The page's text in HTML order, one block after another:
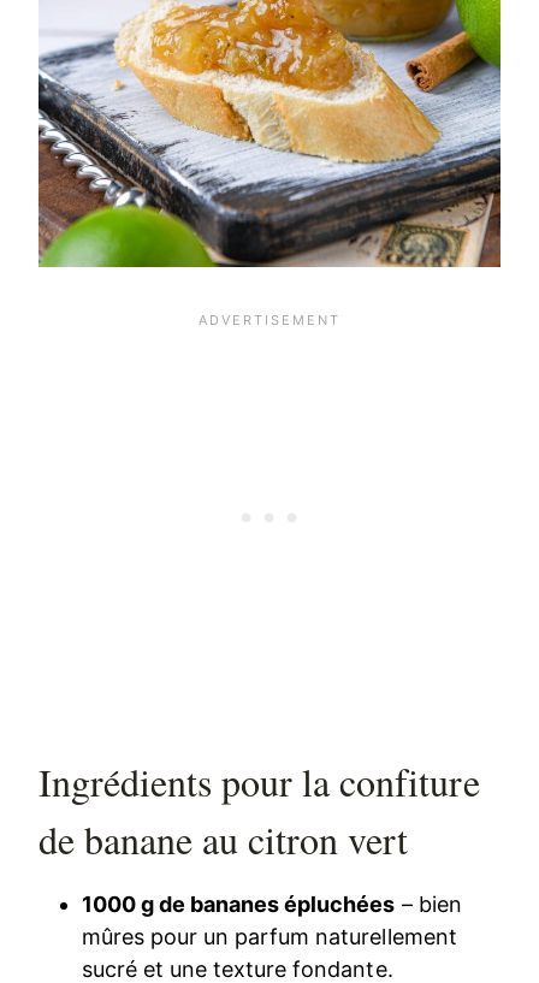
Ingrédients pour la confiture
de banane au citron vert
1000 g de bananes épluchées – bien
mûres pour un parfum naturellement
sucré et une texture fondante.